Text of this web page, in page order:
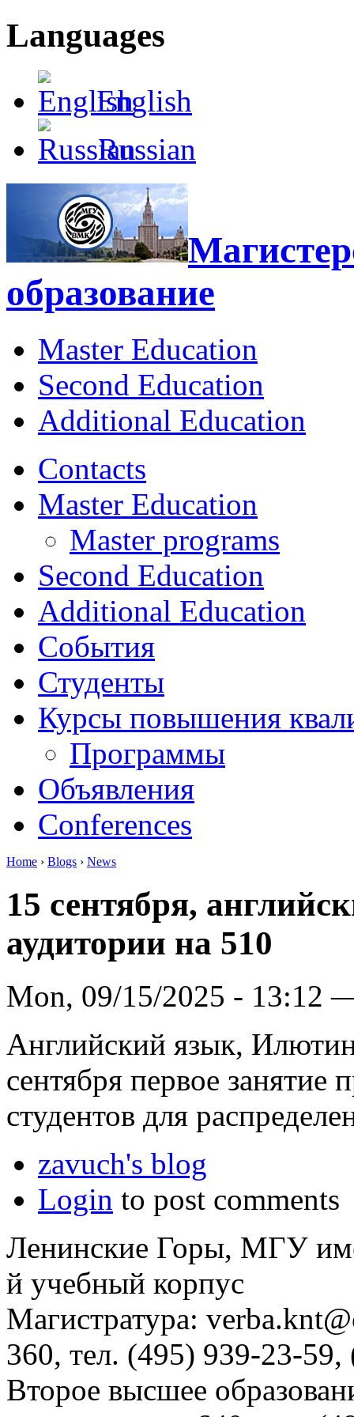
Languages
English
Russian
образование
Master Education
Second Education
Additional Education
Contacts
Master Education
Master programs
Second Education
Additional Education
События
Студенты
Курсы повышения
Программы
Объявления
Conferences
Home › Blogs › News
15 сентября,
аудитории на 510
Mon, 09/15/2025 - 13:12
Английский язык,
сентября первое занятие
студентов для
zavuch's blog
Login to post comments
Ленинские Горы, МГУ
й учебный корпус
Магистратура:
360, тел. (495) 939-23-
Второе высшее